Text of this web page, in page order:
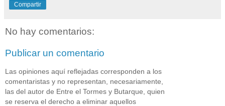
Compartir
No hay comentarios:
Publicar un comentario
Las opiniones aquí reflejadas corresponden a los
comentaristas y no representan, necesariamente,
las del autor de Entre el Tormes y Butarque, quien
se reserva el derecho a eliminar aquellos